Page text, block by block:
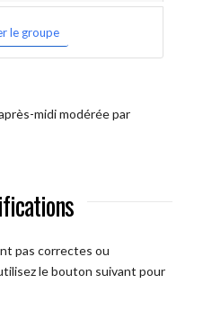
le groupe
midi modérée par
pas correctes ou
le bouton suivant pour